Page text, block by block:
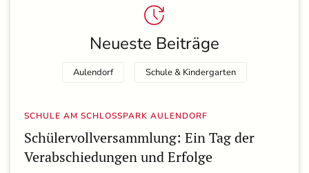
Neueste Beiträge
Aulendorf Schule & Kindergarten
SCHULE AM SCHLOSSPARK AULENDORF
Schülervollversammlung: Ein Tag der
Verabschiedungen und Erfolge